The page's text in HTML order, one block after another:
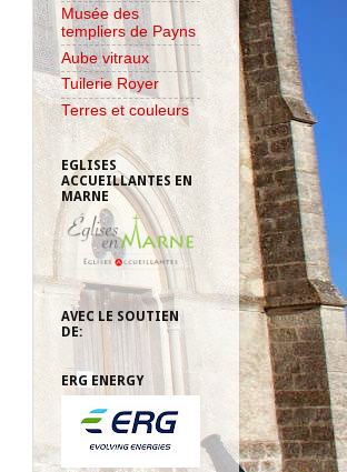
Musée des
templiers de Payns
Aube vitraux
Tuilerie Royer
Terres et couleurs
EGLISES
ACCUEILLANTES EN
MARNE
AVEC LE SOUTIEN
DE:
ERG ENERGY